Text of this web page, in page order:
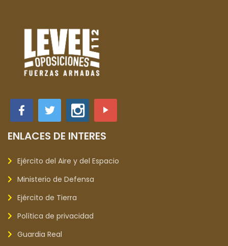
ENLACES DE INTERES
Ejército del Aire y del Espacio
Ministerio de Defensa
Ejército de Tierra
Política de privacidad
Guardia Real